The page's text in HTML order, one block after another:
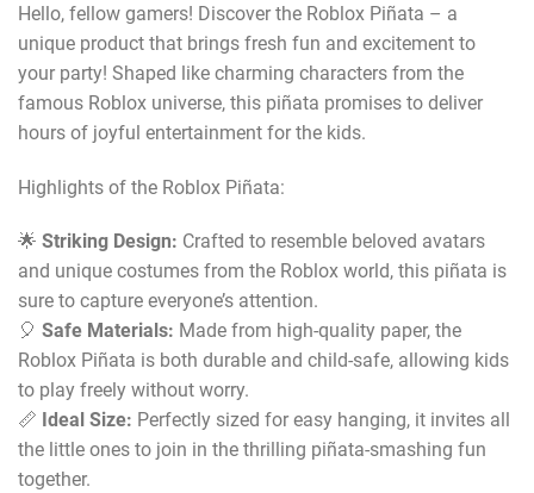
Hello, fellow gamers! Discover the Roblox Piñata – a
unique product that brings fresh fun and excitement to
your party! Shaped like charming characters from the
famous Roblox universe, this piñata promises to deliver
hours of joyful entertainment for the kids.
Highlights of the Roblox Piñata:
🌟 Striking Design: Crafted to resemble beloved avatars
and unique costumes from the Roblox world, this piñata is
sure to capture everyone’s attention.
🎈 Safe Materials: Made from high-quality paper, the
Roblox Piñata is both durable and child-safe, allowing kids
to play freely without worry.
📏 Ideal Size: Perfectly sized for easy hanging, it invites all
the little ones to join in the thrilling piñata-smashing fun
together.